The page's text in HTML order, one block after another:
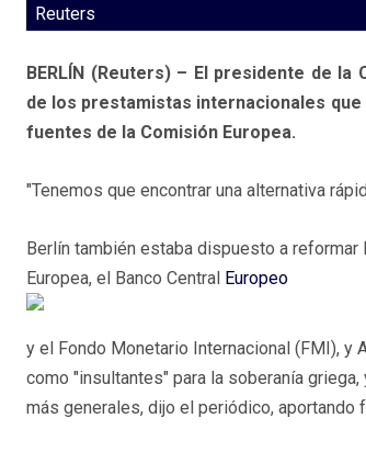
Reuters
BERLÍN (Reuters) – El presidente de
de los prestamistas internacionales
fuentes de la Comisión Europea.
"Tenemos que encontrar una alternativa
Berlín también estaba dispuesto a
Europea, el Banco Central Europeo
y el Fondo Monetario Internacional (FMI), y
como "insultantes" para la soberanía
más generales, dijo el periódico, aportando